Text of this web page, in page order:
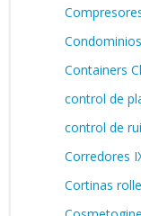
Containers
control de
control de
Corredores
Cortinas